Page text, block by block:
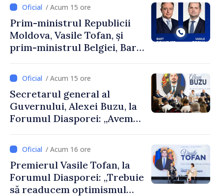
/ Acum 15 ore
Prim-ministrul Republicii
Moldova, Vasile Tofan, și
prim-ministrul Belgiei, Bart
despre parcursul european
al Republicii Moldova.
/ Acum 15 ore
Secretarul general al
Guvernului, Alexei Buzu, la
Forumul Diasporei: „Avem
dumneavoastră pentru a
construi comunități mai
puternice”
/ Acum 16 ore
Premierul Vasile Tofan, la
Forumul Diasporei: „Trebuie
să readucem optimismul